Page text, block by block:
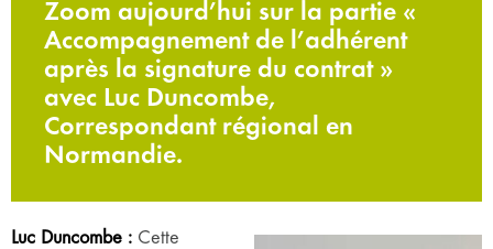
Zoom aujourd’hui sur la partie «
Accompagnement de l’adhérent
après la signature du contrat »
avec Luc Duncombe,
Correspondant régional en
Normandie.
Luc Duncombe : Cette